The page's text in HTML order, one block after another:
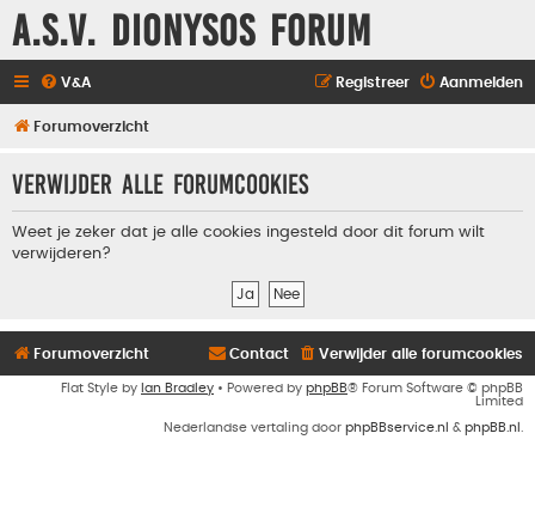
A.S.V. Dionysos Forum
V&A Aanmelden
Registreer
Forumoverzicht
Verwijder alle forumcookies
Weet je zeker dat je alle cookies ingesteld door dit forum wilt
verwijderen?
Forumoverzicht Verwijder alle forumcookies
Contact
Flat Style by Ian Bradley • Powered by phpBB® Forum Software © phpBB
Limited
Nederlandse vertaling door phpBBservice.nl & phpBB.nl